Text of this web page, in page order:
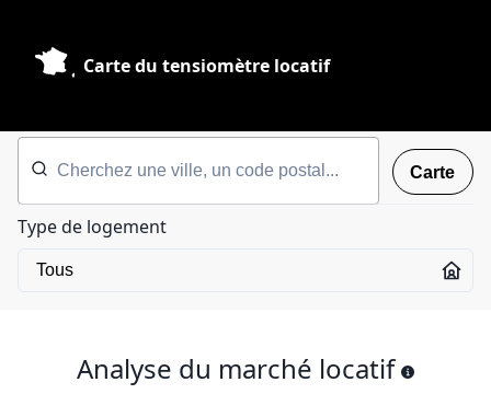
Carte du tensiomètre locatif
Carte
Type de logement
Analyse du marché locatif